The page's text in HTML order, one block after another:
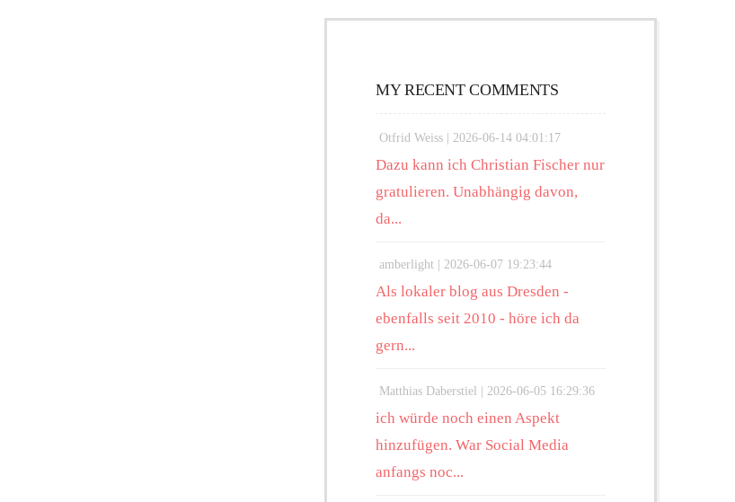
MY RECENT COMMENTS
Otfrid Weiss | 2026-06-14 04:01:17
Dazu kann ich Christian Fischer nur
gratulieren. Unabhängig davon,
da...
amberlight | 2026-06-07 19:23:44
Als lokaler blog aus Dresden -
ebenfalls seit 2010 - höre ich da
gern...
Matthias Daberstiel | 2026-06-05 16:29:36
ich würde noch einen Aspekt
hinzufügen. War Social Media
anfangs noc...